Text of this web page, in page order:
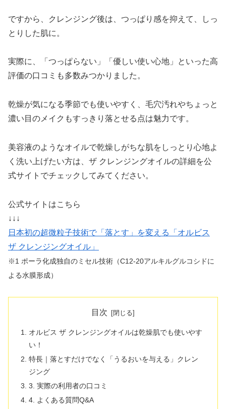
ですから、クレンジング後は、つっぱり感を抑えて、しっ
とりした肌に。
実際に、「つっぱらない」「優しい使い心地」といった高
評価の口コミも多数みつかりました。
乾燥が気になる季節でも使いやすく、毛穴汚れやちょっと
濃い目のメイクもすっきり落とせる点は魅力です。
美容液のようなオイルで乾燥しがちな肌をしっとり心地よ
く洗い上げたい方は、ザ クレンジングオイルの詳細を公
式サイトでチェックしてみてください。
公式サイトはこちら
↓↓↓
日本初の超微粒子技術で「落とす」を変える「オルビス
ザ クレンジングオイル」
※1 ポーラ化成独自のミセル技術（C12-20アルキルグルコシドに
よる水膜形成）
目次
オルビス ザ クレンジングオイルは乾燥肌でも使いやす
い！
特長｜落とすだけでなく「うるおいを与える」クレン
ジング
3. 実際の利用者の口コミ
4. よくある質問Q&A